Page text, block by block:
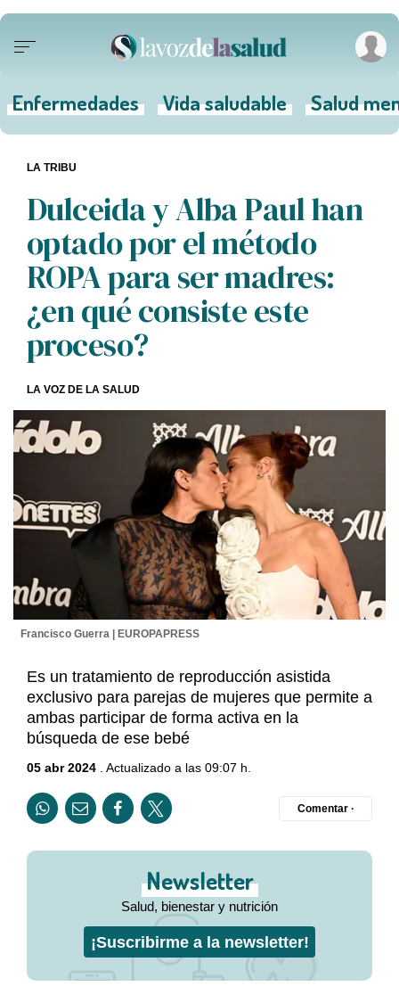
Enfermedades Vida saludable Salud
Dulceida y Alba Paul han
optado por el método
ROPA para ser madres:
¿en qué consiste este
proceso?
LA VOZ DE LA SALUD
LA TRIBU
Francisco Guerra | EUROPAPRESS
Es un tratamiento de reproducción asistida
exclusivo para parejas de mujeres que permite a
ambas participar de forma activa en la
búsqueda de ese bebé
05 abr 2024 . Actualizado a las 09:07 h.
Comentar ·
Newsletter
Salud, bienestar y nutrición
¡Suscribirme a la newsletter!